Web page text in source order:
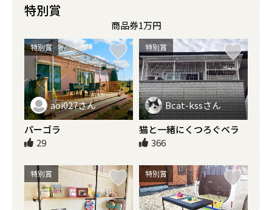
特別賞
商品券1万円
特別賞
aoi027さん
パーゴラ
29
特別賞
Bcat-kssさん
猫と一緒にくつろぐベラ
ンダ366
特別賞 特別賞